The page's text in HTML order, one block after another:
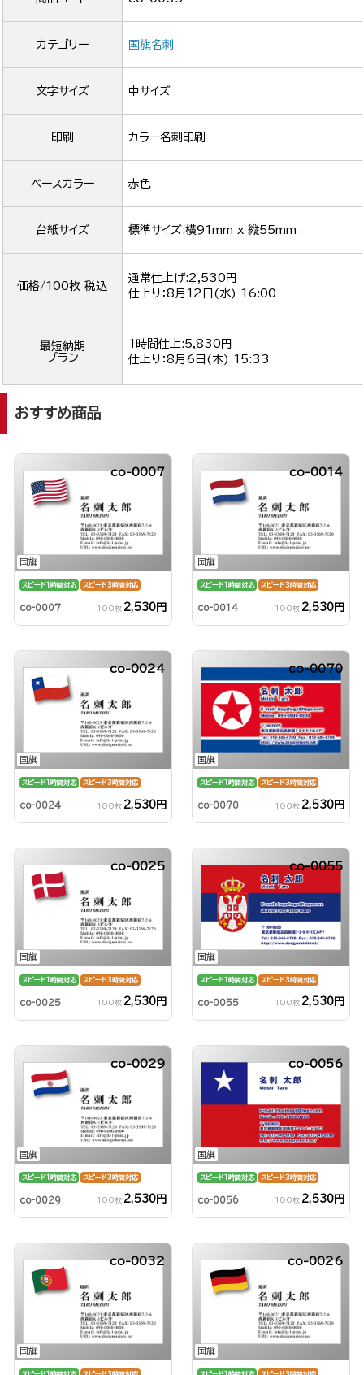
カテゴリー 国旗名刺
文字サイズ 中サイズ
印刷 カラー名刺印刷
ベースカラー 赤色
台紙サイズ 標準サイズ:横91mm x 縦55mm
価格/100枚 税込
通常仕上げ:2,530円
仕上り：8月12日(水) 16:00
最短納期
プラン
1時間仕上:5,830円
仕上り：8月6日(木) 15:33
おすすめ商品
国旗
co-0007
スピード1時間対応 スピード3時間対応
co-0007 100枚 2,530円
国旗
co-0014
スピード1時間対応 スピード3時間対応
co-0014 100枚 2,530円
国旗
co-0024
スピード1時間対応 スピード3時間対応
co-0024 100枚 2,530円
国旗
co-0070
スピード1時間対応 スピード3時間対応
co-0070 100枚 2,530円
国旗
co-0025
スピード1時間対応 スピード3時間対応
co-0025 100枚 2,530円
国旗
co-0055
スピード1時間対応 スピード3時間対応
co-0055 100枚 2,530円
国旗
co-0029
スピード1時間対応 スピード3時間対応
co-0029 100枚 2,530円
国旗
co-0056
スピード1時間対応 スピード3時間対応
co-0056 100枚 2,530円
国旗
co-0032
国旗
co-0026